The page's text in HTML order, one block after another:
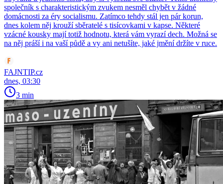
společník s charakteristickým zvukem nesměl chybět v žádné
domácnosti za éry socialismu. Zatímco tehdy stál jen pár korun,
dnes kolem něj krouží sběratelé s tisícovkami v kapse. Některé
vzácné kousky mají totiž hodnotu, která vám vyrazí dech. Možná se
na něj práší i na vaší půdě a vy ani netušíte, jaké jmění držíte v ruce.
FAJNTIP.cz
dnes, 03:30
3 min